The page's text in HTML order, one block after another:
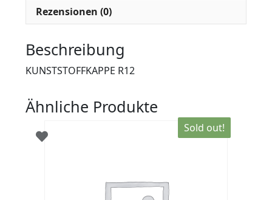
Rezensionen (0)
Beschreibung
KUNSTSTOFFKAPPE R12
Ähnliche Produkte
Sold out!